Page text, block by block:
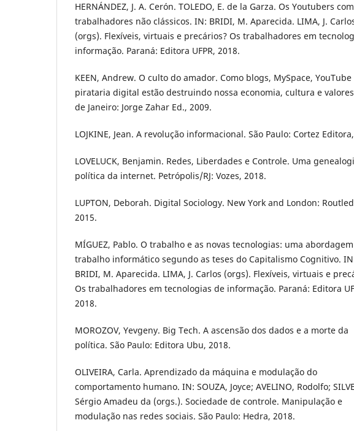
HERNÁNDEZ, J. A. Cerón. TOLEDO, E. de la Garza. Os Youtubers
trabalhadores não clássicos. IN: BRIDI, M. Aparecida. LIMA, J.
(orgs). Flexíveis, virtuais e precários? Os trabalhadores em
informação. Paraná: Editora UFPR, 2018.
KEEN, Andrew. O culto do amador. Como blogs, MySpace, YouTube
pirataria digital estão destruindo nossa economia, cultura e
de Janeiro: Jorge Zahar Ed., 2009.
LOJKINE, Jean. A revolução informacional. São Paulo: Cortez
LOVELUCK, Benjamin. Redes, Liberdades e Controle. Uma
política da internet. Petrópolis/RJ: Vozes, 2018.
LUPTON, Deborah. Digital Sociology. New York and London:
2015.
MÍGUEZ, Pablo. O trabalho e as novas tecnologias: uma
trabalho informático segundo as teses do Capitalismo Cognitivo.
BRIDI, M. Aparecida. LIMA, J. Carlos (orgs). Flexíveis, virtuais e
Os trabalhadores em tecnologias de informação. Paraná: Editora
2018.
MOROZOV, Yevgeny. Big Tech. A ascensão dos dados e a morte da
política. São Paulo: Editora Ubu, 2018.
OLIVEIRA, Carla. Aprendizado da máquina e modulação do
comportamento humano. IN: SOUZA, Joyce; AVELINO, Rodolfo;
Sérgio Amadeu da (orgs.). Sociedade de controle. Manipulação e
modulação nas redes sociais. São Paulo: Hedra, 2018.